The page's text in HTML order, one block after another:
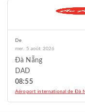
De
mer. 5 août 2026
Đà Nẵng
DAD
08:55
Aéroport international de Đà